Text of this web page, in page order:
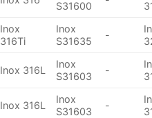
S31600
Inox
316Ti
Inox
S31635
-
Inox 316L
Inox
S31603
-
Inox 316L
Inox
S31603
-